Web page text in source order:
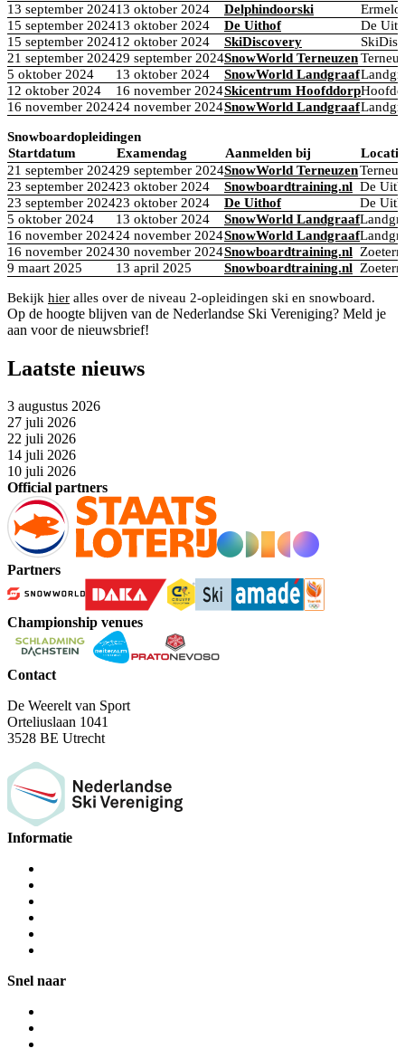
13 september 202413 oktober 2024 Delphindoorski
Ermelo
15 september 202413 oktober 2024 De Uithof
De
15 september 202412 oktober 2024 SkiDiscovery
21 september 202429 september 2024SnowWorld Terneuzen
5 oktober 2024
13 oktober 2024 SnowWorld Landgraaf
12 oktober 2024
16 november 2024Skicentrum Hoofddorp
16 november 202424 november 2024SnowWorld Landgraaf
Snowboardopleidingen
Startdatum
Examendag Aanmelden bij
Locatie
21 september 202429 september 2024SnowWorld Terneuzen
23 september 202423 oktober 2024 Snowboardtraining.nl De
23 september 202423 oktober 2024 De Uithof
De
5 oktober 2024
13 oktober 2024 SnowWorld Landgraaf
16 november 202424 november 2024SnowWorld Landgraaf
16 november 202430 november 2024Snowboardtraining.nl
9 maart 2025
13 april 2025 Snowboardtraining.nl
Bekijk hier alles over de niveau 2-opleidingen ski en snowboard.
Op de hoogte blijven van de Nederlandse Ski Vereniging? Meld je
aan voor de nieuwsbrief!
Laatste nieuws
3 augustus 2026
27 juli 2026
22 juli 2026
14 juli 2026
10 juli 2026
Official partners
Partners
Championship venues
Contact
De Weerelt van Sport
Orteliuslaan 1041
3528 BE Utrecht
Informatie
Snel naar